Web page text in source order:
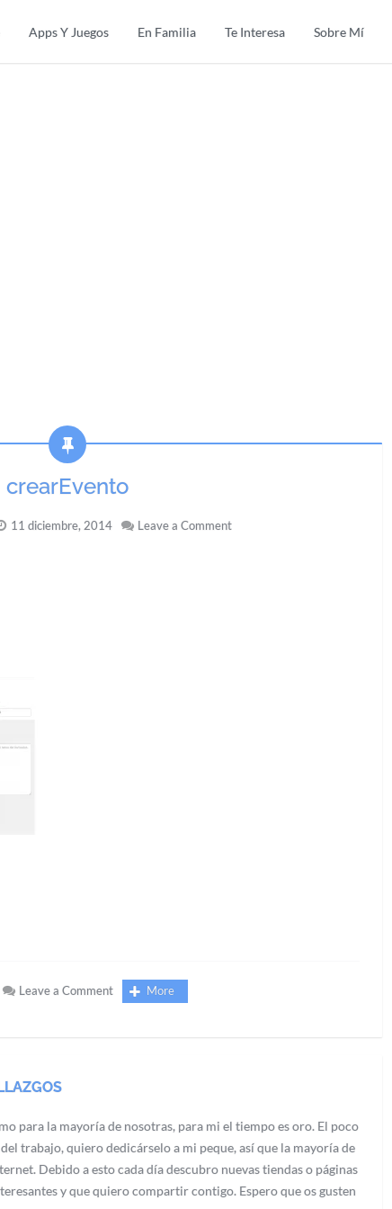
Apps Y Juegos En Familia Te Interesa Sobre Mí
crearEvento
11 diciembre, 2014 Leave a Comment
Leave a Comment More
para la mayoría de nosotras, para mi el tiempo es oro. El poco
trabajo, quiero dedicárselo a mi peque, así que la mayoría de
Debido a esto cada día descubro nuevas tiendas o páginas
y que quiero compartir contigo. Espero que os gusten